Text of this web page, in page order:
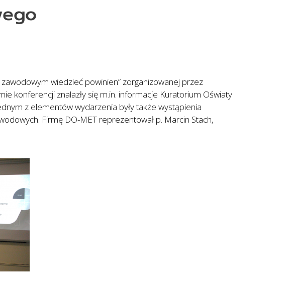
wiedzieć powinien” zorganizowanej przez
konferencji znalazły się m.in. informacje Kuratorium Oświaty
z elementów wydarzenia były także wystąpienia
Firmę DO-MET reprezentował p. Marcin Stach,